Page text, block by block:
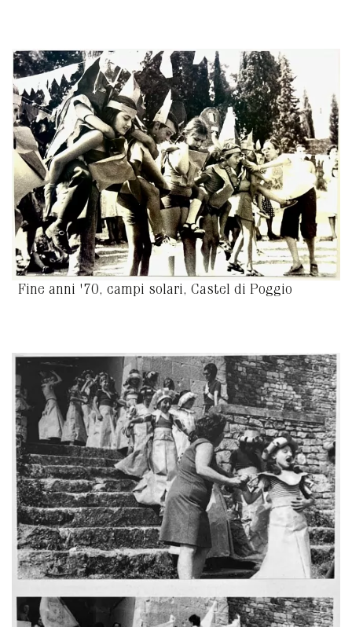
Fine anni '70, campi solari, Castel di Poggio